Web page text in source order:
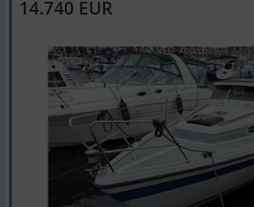
14.740 EUR